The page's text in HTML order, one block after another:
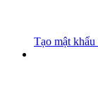
Tạo mật khẩu